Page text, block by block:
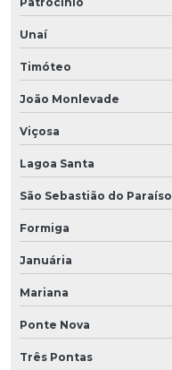
Unaí
Timóteo
João Monlevade
Viçosa
Lagoa Santa
São Sebastião do Paraíso
Formiga
Januária
Mariana
Ponte Nova
Três Pontas